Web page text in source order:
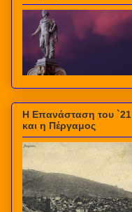
Η Επανάσταση του `21
και η Πέργαμος